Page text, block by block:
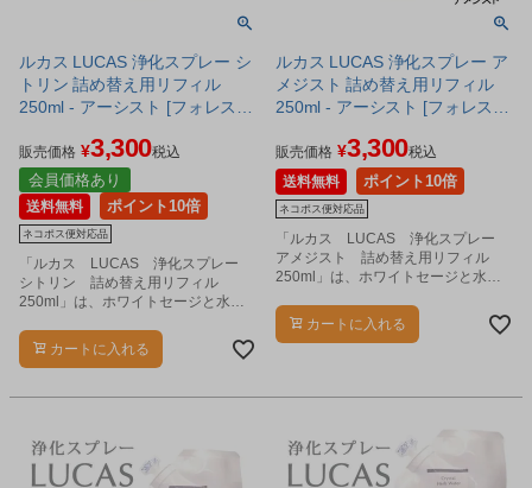
ルカス LUCAS 浄化スプレー シ
トリン 詰め替え用リフィル
250ml - アーシスト [フォレスト
販売価格 ¥3,300税込
会員価格あり
送料無料 ポイント10倍
ネコポス便対応品
「ルカス LUCAS 浄化スプレー
シトリン 詰め替え用リフィル
250ml」は、ホワイトセージと水晶
ッシュスプレーです。
カートに入れる
ルカス LUCAS 浄化スプレー ア
メジスト 詰め替え用リフィル
250ml - アーシスト [フォレスト
販売価格 ¥3,300税込
送料無料
ポイント10倍
ネコポス便対応品
「ルカス LUCAS 浄化スプレー
アメジスト 詰め替え用リフィル
250ml」は、ホワイトセージと水晶
ッシュスプレーです。
カートに入れる